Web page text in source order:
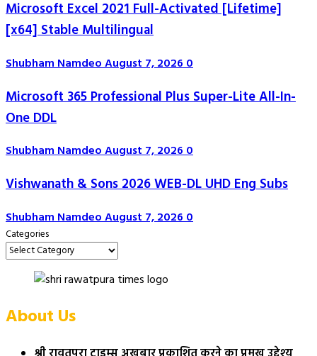
Microsoft Excel 2021 Full-Activated [Lifetime]
[x64] Stable Multilingual
Shubham NamdeoAugust 7, 20260
Microsoft 365 Professional Plus Super-Lite All-In-
One DDL
Shubham NamdeoAugust 7, 20260
Vishwanath & Sons 2026 WEB-DL UHD Eng Subs
Shubham NamdeoAugust 7, 20260
Categories
About Us